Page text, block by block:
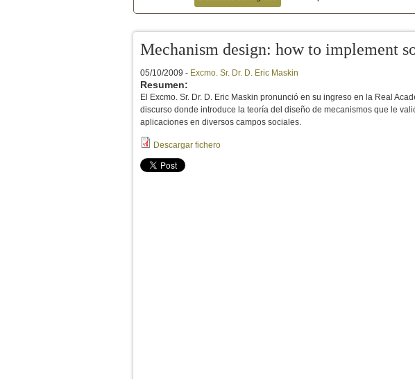
Menú secundario
Mechanism design: how to implement
05/10/2009 - Excmo. Sr. Dr. D. Eric Maskin
Resumen:
El Excmo. Sr. Dr. D. Eric Maskin pronunció en su ingreso en la Real
discurso donde introduce la teoría del diseño de mecanismos que le
aplicaciones en diversos campos sociales.
Descargar fichero